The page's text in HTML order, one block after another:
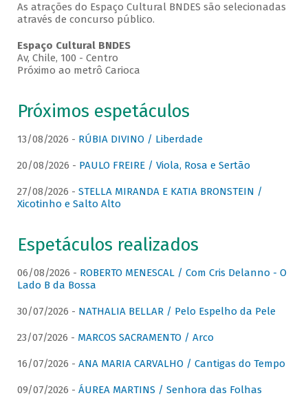
As atrações do Espaço Cultural BNDES são selecionadas
através de concurso público.
Espaço Cultural BNDES
Av, Chile, 100 - Centro
Próximo ao metrô Carioca
Próximos espetáculos
13/08/2026 - RÚBIA DIVINO / Liberdade
20/08/2026 - PAULO FREIRE / Viola, Rosa e Sertão
27/08/2026 - STELLA MIRANDA E KATIA BRONSTEIN /
Xicotinho e Salto Alto
Espetáculos realizados
06/08/2026 - ROBERTO MENESCAL / Com Cris Delanno - O
Lado B da Bossa
30/07/2026 - NATHALIA BELLAR / Pelo Espelho da Pele
23/07/2026 - MARCOS SACRAMENTO / Arco
16/07/2026 - ANA MARIA CARVALHO / Cantigas do Tempo
09/07/2026 - ÁUREA MARTINS / Senhora das Folhas